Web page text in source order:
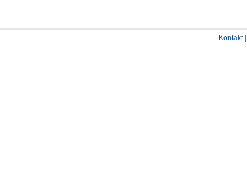
Kontakt|